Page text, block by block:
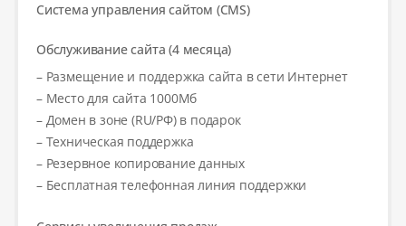
Система управления сайтом (CMS)
Обслуживание сайта (4 месяца)
– Размещение и поддержка сайта в сети Интернет
– Место для сайта 1000Мб
– Домен в зоне (RU/РФ) в подарок
– Техническая поддержка
– Резервное копирование данных
– Бесплатная телефонная линия поддержки